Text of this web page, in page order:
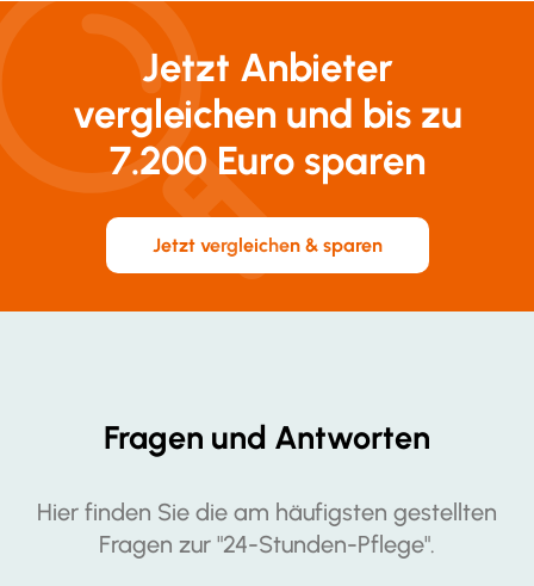
Jetzt Anbieter
vergleichen und bis zu
7.200 Euro sparen
Jetzt vergleichen & sparen
Fragen und Antworten
Hier finden Sie die am häufigsten gestellten
Fragen zur "24-Stunden-Pflege".